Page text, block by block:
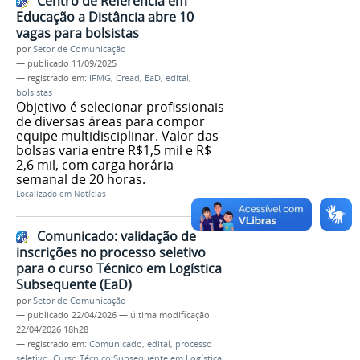
Educação a Distância abre 10
vagas para bolsistas
porSetor de Comunicação
— publicado 11/09/2025
— registrado em: IFMG, Cread, EaD, edital,
bolsistas
Objetivo é selecionar profissionais
de diversas áreas para compor
equipe multidisciplinar. Valor das
bolsas varia entre R$1,5 mil e R$
2,6 mil, com carga horária
semanal de 20 horas.
Localizado em Notícias
Comunicado: validação de
inscrições no processo seletivo
para o curso Técnico em Logística
Subsequente (EaD)
porSetor de Comunicação
— publicado 22/04/2026 — última modificação
22/04/2026 18h28
— registrado em: Comunicado, edital, processo